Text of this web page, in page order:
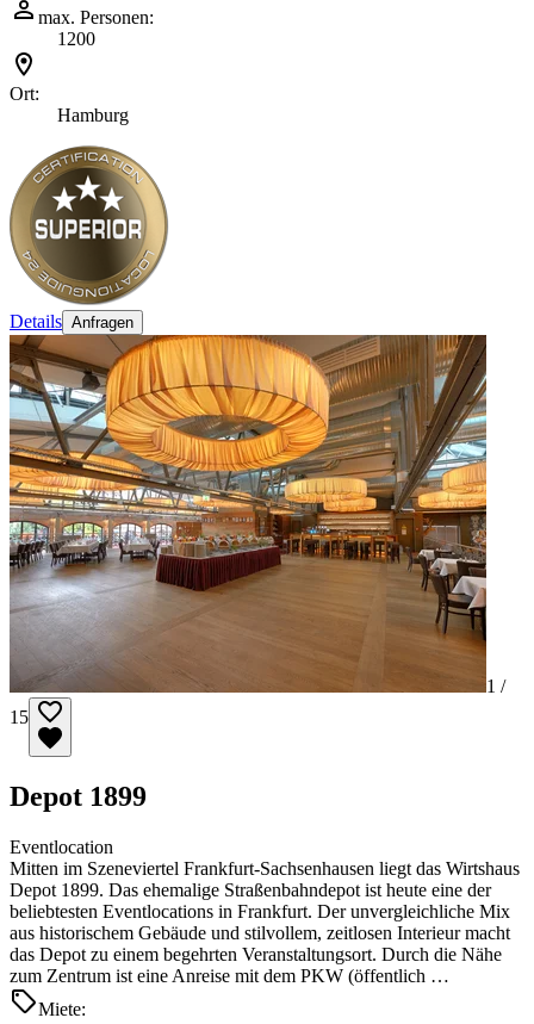
max. Personen:
1200
Ort:
Hamburg
Details Anfragen
1 /
15
Depot 1899
Eventlocation
Mitten im Szeneviertel Frankfurt-Sachsenhausen liegt das Wirtshaus
Depot 1899. Das ehemalige Straßenbahndepot ist heute eine der
beliebtesten Eventlocations in Frankfurt. Der unvergleichliche Mix
aus historischem Gebäude und stilvollem, zeitlosen Interieur macht
das Depot zu einem begehrten Veranstaltungsort. Durch die Nähe
zum Zentrum ist eine Anreise mit dem PKW (öffentlich …
Miete: